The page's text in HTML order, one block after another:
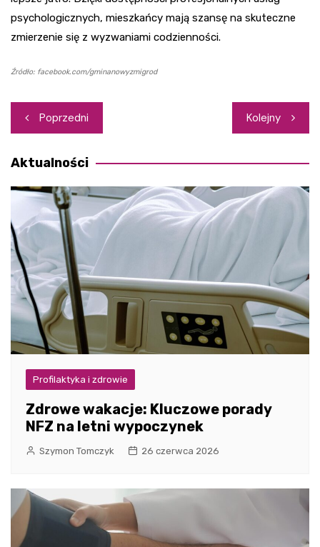
psychologicznych, mieszkańcy mają szansę na skuteczne
zmierzenie się z wyzwaniami codzienności.
Źródło: facebook.com/gminanowyzmigrod
Nawigacja
wpisu
Poprzedni Kolejny
Aktualności
Profilaktyka i zdrowie
Zdrowe wakacje: Kluczowe porady
NFZ na letni wypoczynek
Szymon Tomczyk 26 czerwca 2026